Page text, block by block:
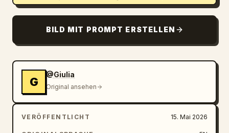
neonbeleuchtetes Sci-Fi-Gamer-Schlafzimmer.
Monitor, auf dem ein 'Giulia' Darth-Vader-
Poster zu sehen ist, sowie kleine
mit pinken, sechseckigen Neon-Lichtpaneelen
dekoriert. Rechts gibt ein großes Fenster den
Blick auf eine lebendige Cyberpunk-
Stadtkulisse frei, die in blauem und
violettem Neonlicht erstrahlt. Kinoreife
Neonbeleuchtung mischt warme und kühle Töne,
BILD MIT PROMPT ERSTELLEN
G
@Giulia
Original ansehen
VERÖFFENTLICHT 15. Mai 2026